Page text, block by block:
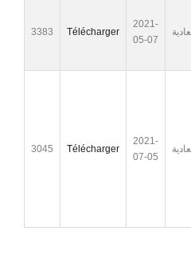
2021-
05-07
Télécharger
3383
2021-
07-05
Télécharger
3045